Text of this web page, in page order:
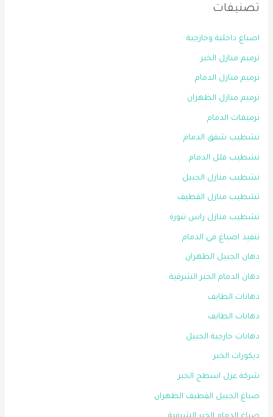
تصنيفات
اصباغ داخلية وخارجية
ترميم منازل الخبر
ترميم منازل الدمام
ترميم منازل الظهران
ترميمات الدمام
تشطيب شقق الدمام
تشطيب فلل الدمام
تشطيب منازل الجبيل
تشطيب منازل القطيف
تشطيب منازل راس تنورة
تنفيذ اصباغ في الدمام
دهان الجبيل الظهران
دهان الدمام الخبر الشرقية
دهانات الطايف
دهانات الطايف
دهانات خارجية الجبيل
ديكورات الخبر
شركة عزل اسطح الخبر
صباغ الجبيل القطيف الظهران